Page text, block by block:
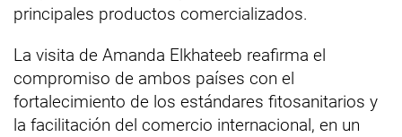
principales productos comercializados.
La visita de Amanda Elkhateeb reafirma el
compromiso de ambos países con el
fortalecimiento de los estándares fitosanitarios y
la facilitación del comercio internacional, en un